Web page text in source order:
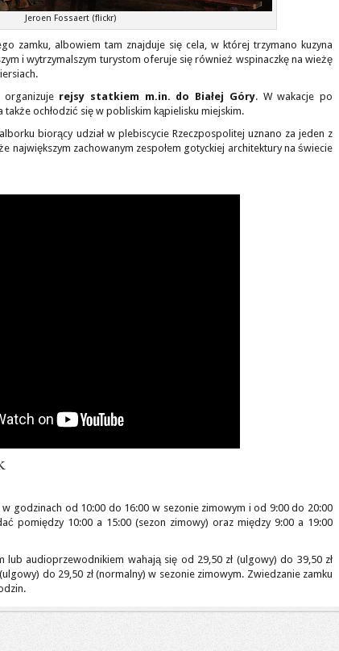
Jeroen Fossaert (flickr)
zamku, albowiem tam znajduje się cela, w której trzymano kuzyna
i wytrzymalszym turystom oferuje się również wspinaczkę na wieżę
rejsy statkiem m.in. do Białej Góry. W wakacje po
ochłodzić się w pobliskim kąpielisku miejskim.
biorący udział w plebiscycie Rzeczpospolitej uznano za jeden z
największym zachowanym zespołem gotyckiej architektury na świecie
godzinach od 10:00 do 16:00 w sezonie zimowym i od 9:00 do 20:00
pomiędzy 10:00 a 15:00 (sezon zimowy) oraz między 9:00 a 19:00
audioprzewodnikiem wahają się od 29,50 zł (ulgowy) do 39,50 zł
do 29,50 zł (normalny) w sezonie zimowym. Zwiedzanie zamku